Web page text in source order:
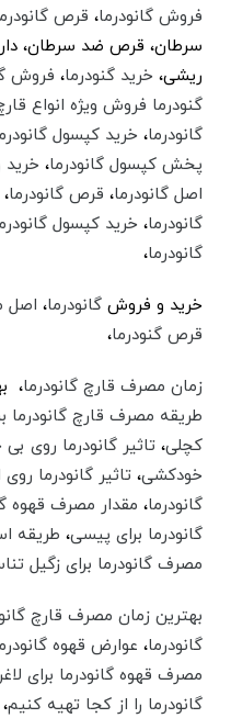
فروش گانودرما، قرص
سرطان،‌ قرص ضد سرطان،
ریشی، خرید گنودرما، فروش
گنودرما فروش ویژه انواع
گانودرما، خرید کپسول
پخش کپسول گانودرما،
اصل گانودرما،قرص گانودرما،
گانودرما، خرید کپسول
گانودرما،
خرید و فروش گانودرما، اصل
قرص گنودرما،
زمان مصرف قارچ گانودرما،
طریقه مصرف قارچ گانودرما
کچلی، تاثیر گانودرما روی
خودکشی، تاثیر گانودرما
گانودرما،‌ مقدار مصرف قهوه
گانودرما برای پیسی،‌ طريقه
مصرف گانودرما برای زگیل
بهترین زمان مصرف قارچ
گانودرما،‌ عوارض قهوه
مصرف قهوه گانودرما برای
گانودرما را از کجا تهیه کنیم،